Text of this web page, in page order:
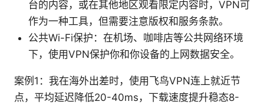
台的内容，或在其他地区观看限定内容时，VPN可
作为一种工具，但需要注意版权和服务条款。
公共Wi-Fi保护：在机场、咖啡店等公共网络环境
下，使用VPN保护你和你设备的上网数据安全。
案例1：我在海外出差时，使用飞鸟VPN连上就近节
点，平均延迟降低20-40ms，下载速度提升稳态8-